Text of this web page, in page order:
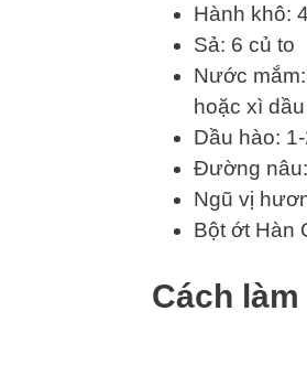
Hành khô:
Sả: 6 củ to
Nước
hoặc xì
Dầu hào:
Đường
Ngũ vị
Bột ớt Hàn
Cách